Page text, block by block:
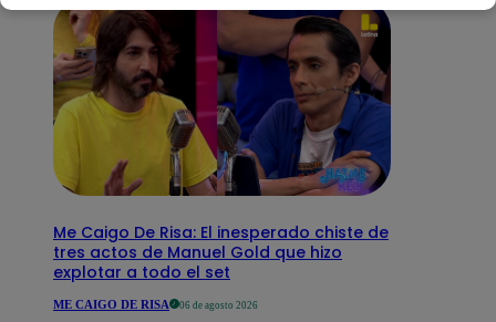
Me Caigo De Risa: El inesperado chiste de
tres actos de Manuel Gold que hizo
explotar a todo el set
ME CAIGO DE RISA 06 de agosto 2026